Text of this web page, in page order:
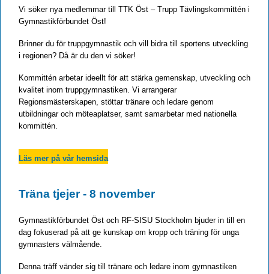
Vi söker nya medlemmar till TTK Öst – Trupp Tävlingskommittén i
Gymnastikförbundet Öst!
Brinner du för truppgymnastik och vill bidra till sportens utveckling
i regionen? Då är du den vi söker!
Kommittén arbetar ideellt för att stärka gemenskap, utveckling och
kvalitet inom truppgymnastiken. Vi arrangerar
Regionsmästerskapen, stöttar tränare och ledare genom
utbildningar och möteaplatser, samt samarbetar med nationella
kommittén.
Läs mer på vår hemsida
Träna tjejer - 8 november
Gymnastikförbundet Öst och RF-SISU Stockholm bjuder in till en
dag fokuserad på att ge kunskap om kropp och träning för unga
gymnasters välmående.
Denna träff vänder sig till tränare och ledare inom gymnastiken